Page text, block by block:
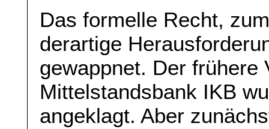
Das formelle Recht,
derartige
gewappnet. Der frühere
Mittelstandsbank IKB
angeklagt. Aber